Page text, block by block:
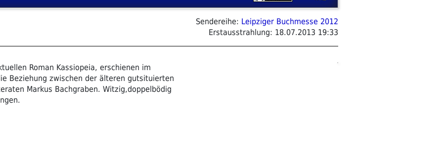
Sendereihe: Leipziger Buchmesse 2012
Erstausstrahlung: 18.07.2013 19:33
Roman Kassiopeia, erschienen im
Beziehung zwischen der älteren gutsituierten
Markus Bachgraben. Witzig,doppelbödig